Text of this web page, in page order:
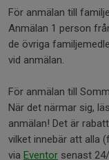
För anmälan till
Anmälan 1 person
de övriga
vid anmälan.
För anmälan till
När det närmar sig,
anmälan! Det är
vilket innebär att alla
via Eventor senast